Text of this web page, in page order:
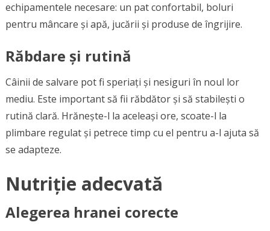
echipamentele necesare: un pat confortabil, boluri
pentru mâncare și apă, jucării și produse de îngrijire.
Răbdare și rutină
Câinii de salvare pot fi speriați și nesiguri în noul lor
mediu. Este important să fii răbdător și să stabilești o
rutină clară. Hrănește-l la aceleași ore, scoate-l la
plimbare regulat și petrece timp cu el pentru a-l ajuta să
se adapteze.
Nutriție adecvată
Alegerea hranei corecte